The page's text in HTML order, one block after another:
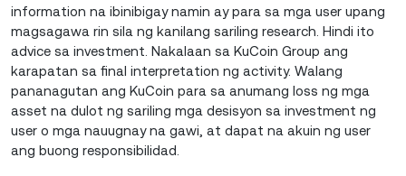
information na ibinibigay namin ay para sa mga user upang
magsagawa rin sila ng kanilang sariling research. Hindi ito
advice sa investment. Nakalaan sa KuCoin Group ang
karapatan sa final interpretation ng activity. Walang
pananagutan ang KuCoin para sa anumang loss ng mga
asset na dulot ng sariling mga desisyon sa investment ng
user o mga nauugnay na gawi, at dapat na akuin ng user
ang buong responsibilidad.